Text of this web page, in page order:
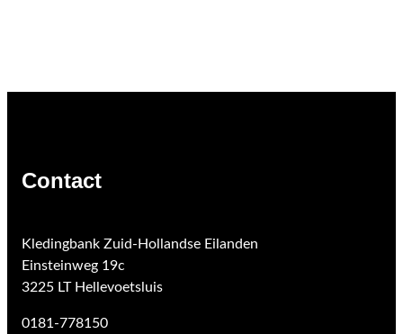
Contact
Kledingbank Zuid-Hollandse Eilanden
Einsteinweg 19c
3225 LT Hellevoetsluis
0181-778150